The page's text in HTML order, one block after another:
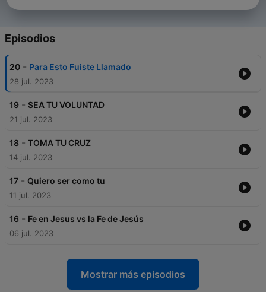
Episodios
20 - Para Esto Fuiste Llamado
28 jul. 2023
19 - SEA TU VOLUNTAD
21 jul. 2023
18 - TOMA TU CRUZ
14 jul. 2023
17 - Quiero ser como tu
11 jul. 2023
16 - Fe en Jesus vs la Fe de Jesús
06 jul. 2023
Mostrar más episodios